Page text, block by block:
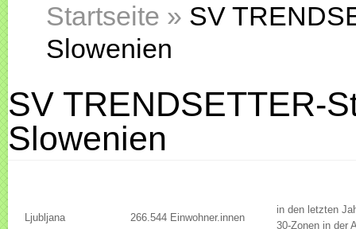
Startseite » SV
Slowenien
SV TRENDSETTER-
Slowenien
Ljubljana 266.544 Einwohner.innen
in den letzten
30-Zonen in der